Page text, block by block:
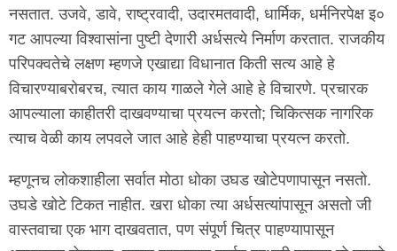
नसतात. उजवे, डावे, राष्ट्रवादी, उदारमतवादी, धार्मिक, धर्मनिरपेक्ष इ०
गट आपल्या विश्वासांना पुष्टी देणारी अर्धसत्ये निर्माण करतात. राजकीय
परिपक्वतेचे लक्षण म्हणजे एखाद्या विधानात किती सत्य आहे हे
विचारण्याबरोबरच, त्यात काय गाळले गेले आहे हे विचारणे. प्रचारक
आपल्याला काहीतरी दाखवण्याचा प्रयत्न करतो; चिकित्सक नागरिक
त्याच वेळी काय लपवले जात आहे हेही पाहण्याचा प्रयत्न करतो.
म्हणूनच लोकशाहीला सर्वात मोठा धोका उघड खोटेपणापासून नसतो.
उघडे खोटे टिकत नाहीत. खरा धोका त्या अर्धसत्यांपासून असतो जी
वास्तवाचा एक भाग दाखवतात, पण संपूर्ण चित्र पाहण्यापासून